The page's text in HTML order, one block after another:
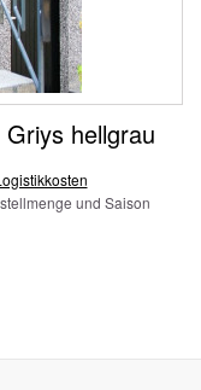
hellgrau
und Saison